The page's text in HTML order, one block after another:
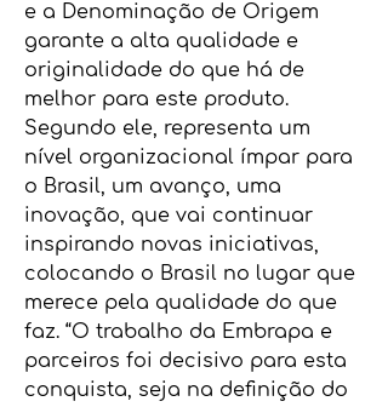
e a Denominação de Origem
garante a alta qualidade e
originalidade do que há de
melhor para este produto.
Segundo ele, representa um
nível organizacional ímpar para
o Brasil, um avanço, uma
inovação, que vai continuar
inspirando novas iniciativas,
colocando o Brasil no lugar que
merece pela qualidade do que
faz. “O trabalho da Embrapa e
parceiros foi decisivo para esta
conquista, seja na definição do